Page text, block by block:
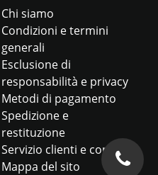
Chi siamo
Condizioni e termini
generali
Esclusione di
responsabilità e privacy
Metodi di pagamento
Spedizione e
restituzione
Servizio clienti e contatti
Mappa del sito